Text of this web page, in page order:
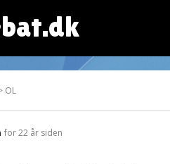
OL
for 22 år siden